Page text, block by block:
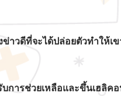
าวดีที่จะได้ปล่อยตัวทำให้เ
ารช่วยเหลือและขึ้นเฮลิค